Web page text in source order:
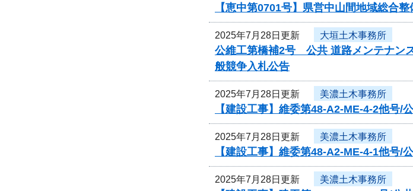
【恵中第0701号】県営中山間地域総
2025年7月28日更新 大垣土木事務所
公維工第橋補2号 公共 道路メンテナン
般競争入札公告
2025年7月28日更新 美濃土木事務所
【建設工事】維委第48-A2-ME-4-2他号
2025年7月28日更新 美濃土木事務所
【建設工事】維委第48-A2-ME-4-1他号
2025年7月28日更新 美濃土木事務所